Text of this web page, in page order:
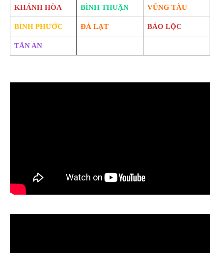
KHÁNH HÒA BÌNH THUẬN VŨNG TÀU
BÌNH PHƯỚC ĐÀ LẠT BẢO LỘC
TÂN AN